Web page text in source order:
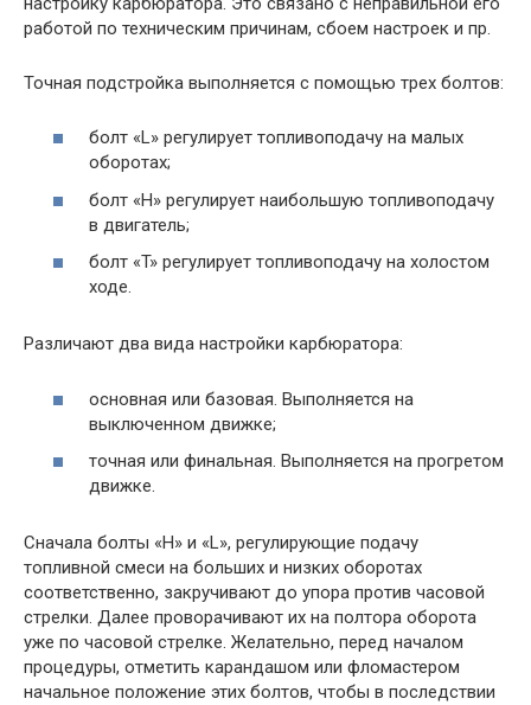
работой по техническим причинам, сбоем настроек и пр.
Точная подстройка выполняется с помощью трех болтов:
болт «L» регулирует топливоподачу на малых
оборотах;
болт «H» регулирует наибольшую топливоподачу
в двигатель;
болт «T» регулирует топливоподачу на холостом
ходе.
Различают два вида настройки карбюратора:
основная или базовая. Выполняется на
выключенном движке;
точная или финальная. Выполняется на прогретом
движке.
Сначала болты «H» и «L», регулирующие подачу
топливной смеси на больших и низких оборотах
соответственно, закручивают до упора против часовой
стрелки. Далее проворачивают их на полтора оборота
уже по часовой стрелке. Желательно, перед началом
процедуры, отметить карандашом или фломастером
начальное положение этих болтов, чтобы в последствии